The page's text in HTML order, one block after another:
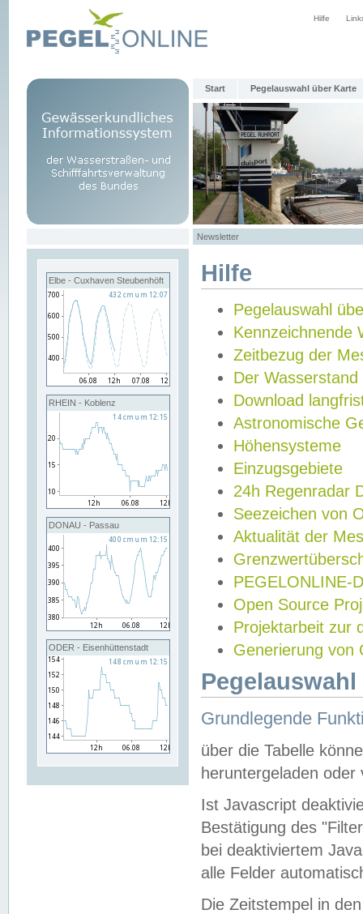
Hilfe
Start Pegelauswahl über Karte
Newsletter
Elbe - Cuxhaven Steubenhöft
RHEIN - Koblenz
DONAU - Passau
ODER - Eisenhüttenstadt
Hilfe
Pegelauswahl
Kennzeichnende
Zeitbezug der
Der Wasserstand
Download
Astronomische
Höhensysteme
Einzugsgebiete
24h Regenradar
Seezeichen von
Aktualität der
PEGELONLINE-
Open Source
Projektarbeit zur
Generierung von
Grundlegende
über die Tabelle
heruntergeladen oder
Ist Javascript
Bestätigung des
bei deaktiviertem
alle Felder
Die Zeitstempel in